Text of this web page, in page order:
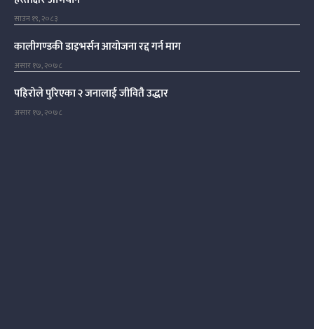
साउन १९, २०८३
कालीगण्डकी डाइभर्सन आयोजना रद्द गर्न माग
असार १७, २०७८
पहिरोले पुरिएका २ जनालाई जीवितै उद्धार
असार १७, २०७८